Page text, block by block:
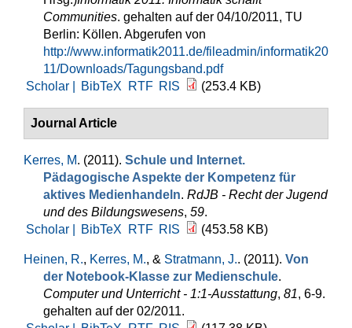
Communities. gehalten auf der 04/10/2011, TU
Berlin: Köllen. Abgerufen von
http://www.informatik2011.de/fileadmin/informatik20
11/Downloads/Tagungsband.pdf
Scholar |
BibTeX RTF RIS (253.4 KB)
Journal Article
Kerres, M. (2011). Schule und Internet.
Pädagogische Aspekte der Kompetenz für
aktives Medienhandeln. RdJB - Recht der Jugend
und des Bildungswesens, 59.
Scholar |
BibTeX RTF RIS (453.58 KB)
Heinen, R., Kerres, M., & Stratmann, J.. (2011). Von
der Notebook-Klasse zur Medienschule.
Computer und Unterricht - 1:1-Ausstattung, 81, 6-9.
gehalten auf der 02/2011.